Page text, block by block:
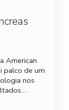
American
palco de um
nos